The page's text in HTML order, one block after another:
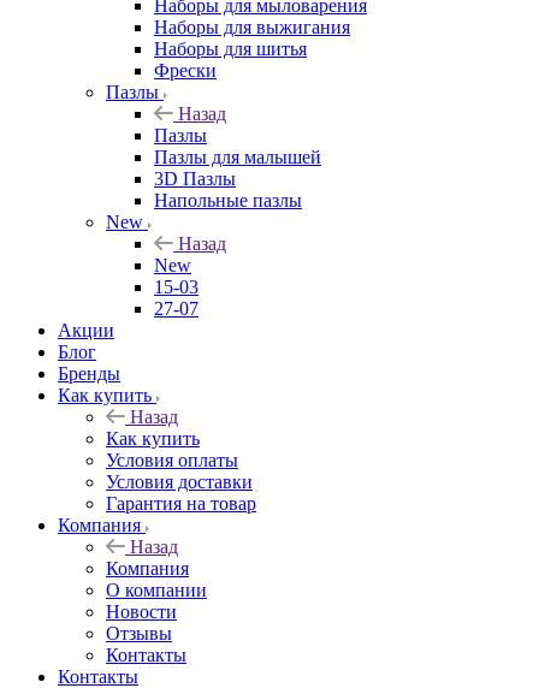
Наборы для мыловарения
Наборы для выжигания
Наборы для шитья
Фрески
Пазлы
Назад
Пазлы
Пазлы для малышей
3D Пазлы
Напольные пазлы
New
Назад
New
15-03
27-07
Акции
Блог
Бренды
Как купить
Назад
Как купить
Условия оплаты
Условия доставки
Гарантия на товар
Компания
Назад
Компания
О компании
Новости
Отзывы
Контакты
Контакты